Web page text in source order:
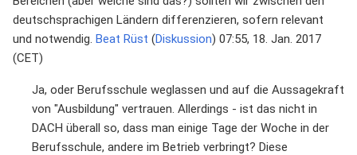
deutschsprachigen Ländern differenzieren, sofern relevant
und notwendig. Beat Rüst (Diskussion) 07:55, 18. Jan. 2017
(CET)
Ja, oder Berufsschule weglassen und auf die Aussagekraft
von "Ausbildung" vertrauen. Allerdings - ist das nicht in
DACH überall so, dass man einige Tage der Woche in der
Berufsschule, andere im Betrieb verbringt? Diese